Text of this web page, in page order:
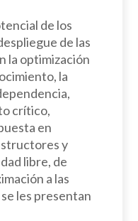
de los
de las
la optimización
la
crítico,
en
y
libre, de
a las
les presentan